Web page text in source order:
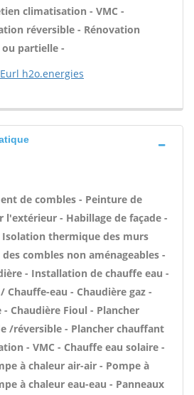
climatisation - VMC -
réversible - Rénovation
partielle -
Eurl h2o.energies
de combles - Peinture de
l'extérieur - Habillage de façade -
thermique des murs
combles non aménageables -
- Installation de chauffe eau -
Chauffe-eau - Chaudière gaz -
Chaudière Fioul - Plancher
/réversible - Plancher chauffant
- VMC - Chauffe eau solaire -
à chaleur air-air - Pompe à
à chaleur eau-eau - Panneaux